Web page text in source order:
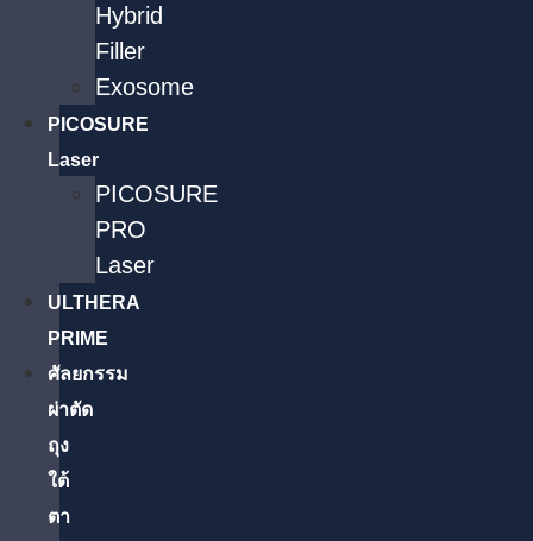
Hybrid
Filler
Exosome
PICOSURE
Laser
PICOSURE
PRO
Laser
ULTHERA
PRIME
ศัลยกรรม
ผ่าตัด
ถุง
ใต้
ตา